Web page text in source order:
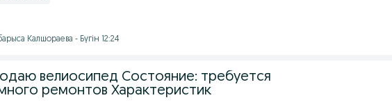
Калшораева - Бүгін 12:24
велиосипед Состояние: требуется
ремонтов Характеристик